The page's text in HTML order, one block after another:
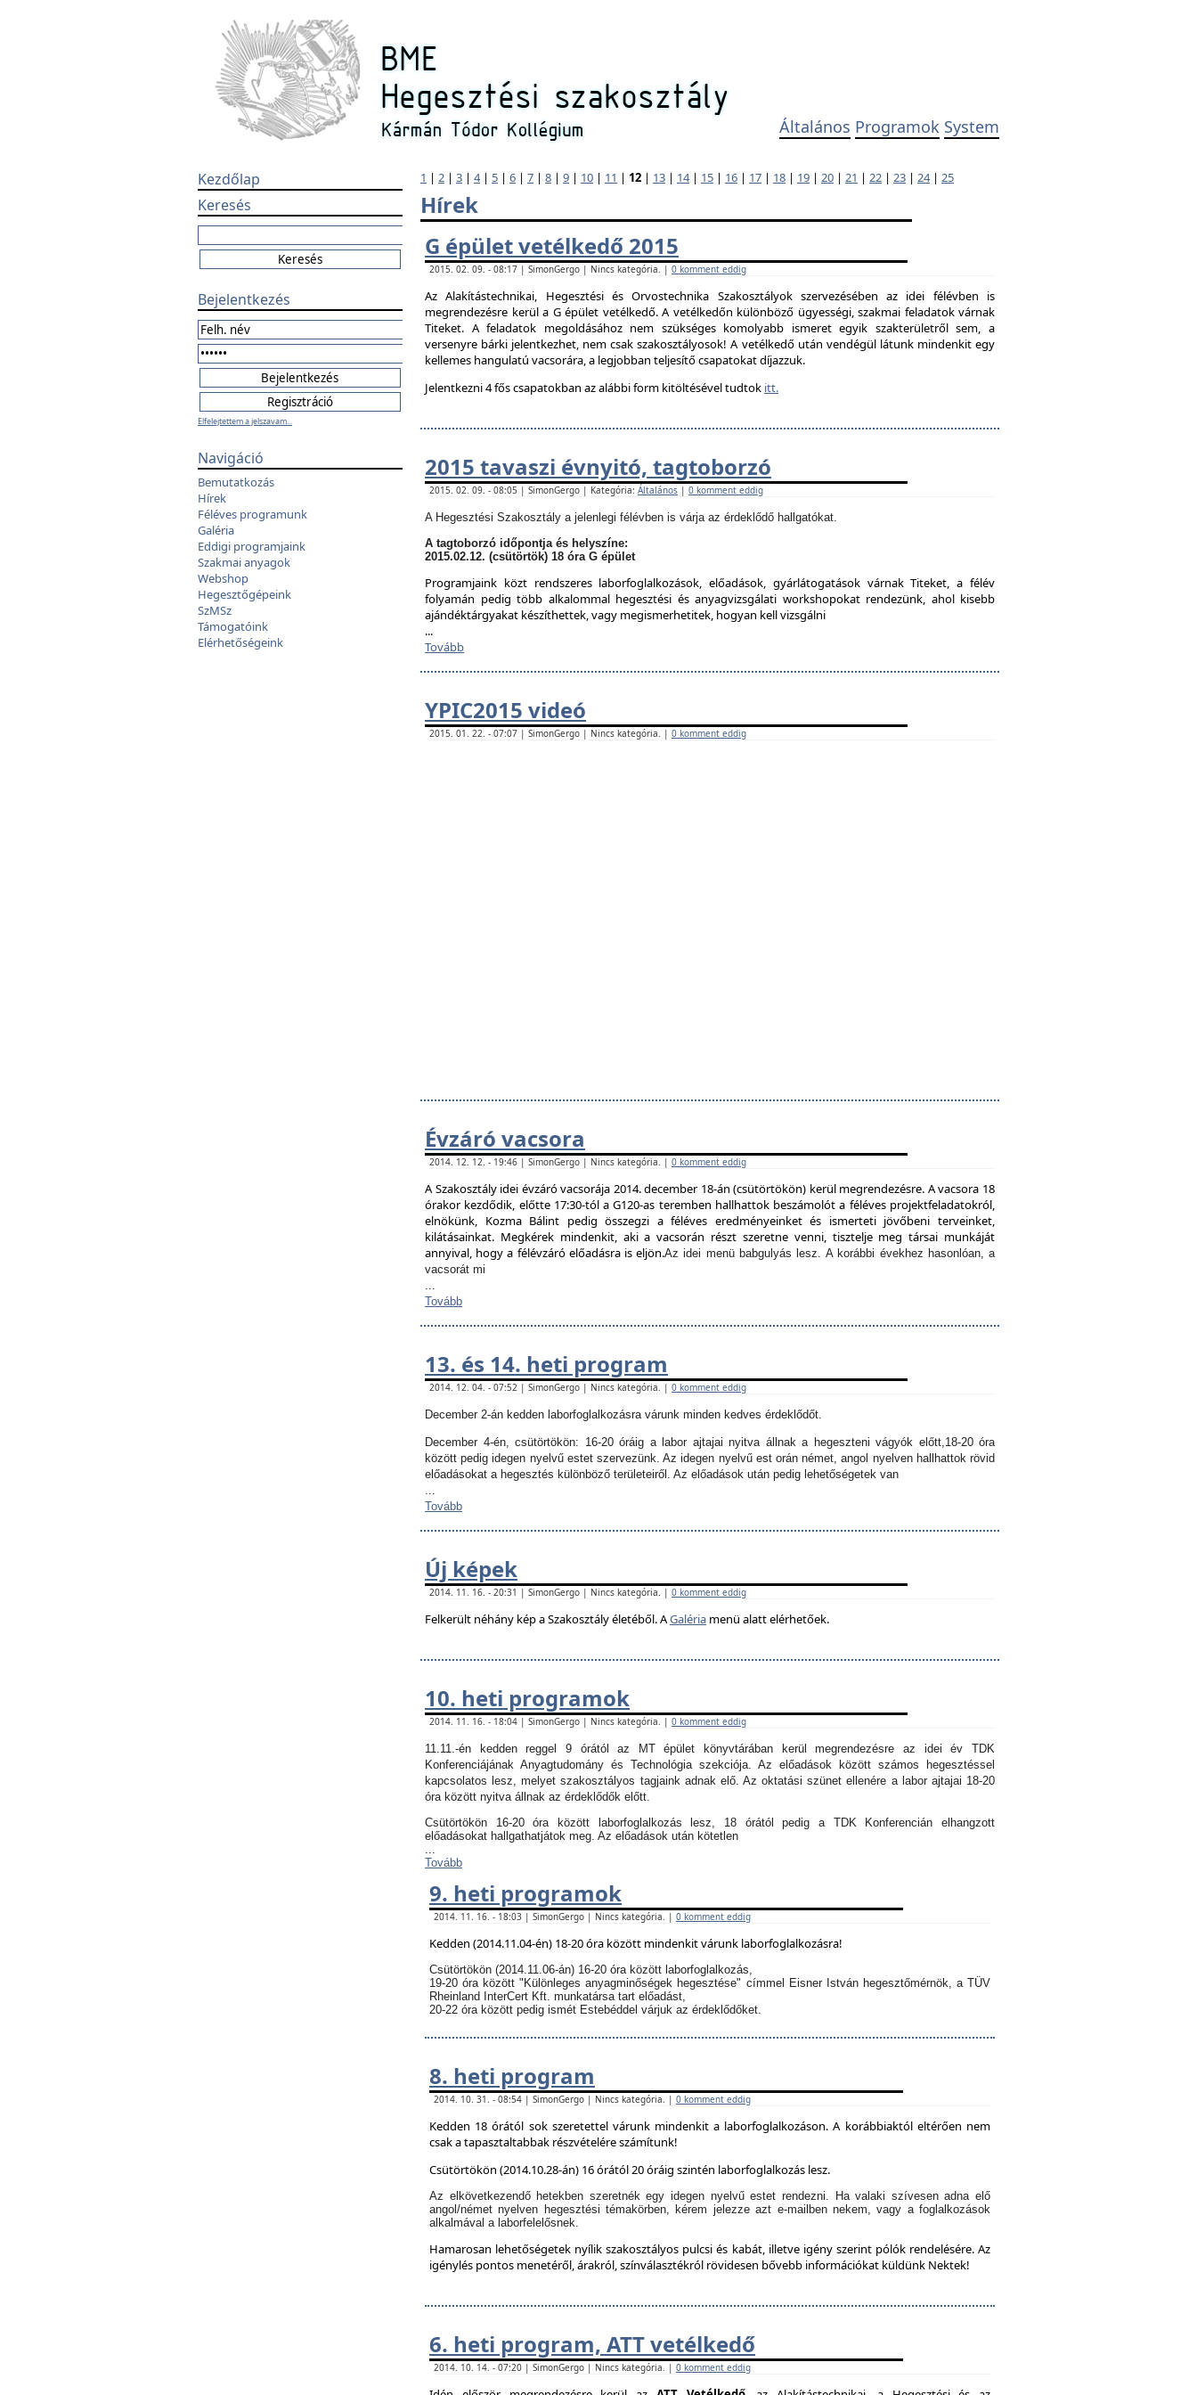
Általános Programok System
Kezdőlap
Keresés
Bejelentkezés
Elfelejtettem a jelszavam...
Navigáció
Bemutatkozás
Hírek
Féléves programunk
Galéria
Eddigi programjaink
Szakmai anyagok
Webshop
Hegesztőgépeink
SzMSz
Támogatóink
Elérhetőségeink
1 | 2 | 3 | 4| 5 | 6 | 7 | 8 | 9 | 10 | 11 | 12 | 13 | 14| 15 | 16 | 17 | 18 | 19 | 20 | 21 | 22 | 23 | 24| 25
Hírek
G épület vetélkedő 2015
2015. 02. 09. - 08:17 | SimonGergo | Nincs kategória. | 0 komment eddig
Az Alakítástechnikai, Hegesztési és Orvostechnika Szakosztályok szervezésében az idei félévben is
megrendezésre kerül a G épület vetélkedő. A vetélkedőn különböző ügyességi, szakmai feladatok várnak
Titeket. A feladatok megoldásához nem szükséges komolyabb ismeret egyik szakterületről sem, a
versenyre bárki jelentkezhet, nem csak szakosztályosok! A vetélkedő után vendégül látunk mindenkit egy
kellemes hangulatú vacsorára, a legjobban teljesítő csapatokat díjazzuk.
Jelentkezni 4 fős csapatokban az alábbi form kitöltésével tudtok itt.
2015 tavaszi évnyitó, tagtoborzó
2015. 02. 09. - 08:05 | SimonGergo | Kategória: Általános | 0 komment eddig
A Hegesztési Szakosztály a jelenlegi félévben is várja az érdeklődő hallgatókat.
A tagtoborzó időpontja és helyszíne:
2015.02.12. (csütörtök) 18 óra G épület
Programjaink közt rendszeres laborfoglalkozások, előadások, gyárlátogatások várnak Titeket, a félév
folyamán pedig több alkalommal hegesztési és anyagvizsgálati workshopokat rendezünk, ahol kisebb
ajándéktárgyakat készíthettek, vagy megismerhetitek, hogyan kell vizsgálni
...
Tovább
YPIC2015 videó
2015. 01. 22. - 07:07 | SimonGergo | Nincs kategória. | 0 komment eddig
Évzáró vacsora
2014. 12. 12. - 19:46 | SimonGergo | Nincs kategória. | 0 komment eddig
A Szakosztály idei évzáró vacsorája 2014. december 18-án (csütörtökön) kerül megrendezésre. A vacsora 18
órakor kezdődik, előtte 17:30-tól a G120-as teremben hallhattok beszámolót a féléves projektfeladatokról,
elnökünk, Kozma Bálint pedig összegzi a féléves eredményeinket és ismerteti jövőbeni terveinket,
kilátásainkat. Megkérek mindenkit, aki a vacsorán részt szeretne venni, tisztelje meg társai munkáját
annyival, hogy a félévzáró előadásra is eljön.Az idei menü babgulyás lesz.A korábbi évekhez hasonlóan, a
vacsorát mi
...
Tovább
13. és 14. heti program
2014. 12. 04. - 07:52 | SimonGergo | Nincs kategória. | 0 komment eddig
December 2-án kedden laborfoglalkozásra várunk minden kedves érdeklődőt.
December 4-én, csütörtökön: 16-20 óráig a labor ajtajai nyitva állnak a hegeszteni vágyók előtt,18-20 óra
között pedig idegen nyelvű estet szervezünk. Az idegen nyelvű est orán német, angol nyelven hallhattok rövid
előadásokat a hegesztés különböző területeiről. Az előadások után pedig lehetőségetek van
...
Tovább
Új képek
2014. 11. 16. - 20:31 | SimonGergo | Nincs kategória. | 0 komment eddig
Felkerült néhány kép a Szakosztály életéből. AGaléria menü alatt elérhetőek.
10. heti programok
2014. 11. 16. - 18:04 | SimonGergo | Nincs kategória. | 0 komment eddig
11.11.-én kedden reggel 9 órától az MT épület könyvtárában kerül megrendezésre az idei év TDK
Konferenciájának Anyagtudomány és Technológia szekciója. Az előadások között számos hegesztéssel
kapcsolatos lesz, melyet szakosztályos tagjaink adnak elő. Az oktatási szünet ellenére a labor ajtajai 18-20
óra között nyitva állnak az érdeklődők előtt.
Csütörtökön 16-20 óra között laborfoglalkozás lesz, 18 órától pedig a TDK Konferencián elhangzott
előadásokat hallgathatjátok meg. Az előadások után kötetlen
...
Tovább
9. heti programok
2014. 11. 16. - 18:03 | SimonGergo | Nincs kategória. | 0 komment eddig
Kedden (2014.11.04-én) 18-20 óra között mindenkit várunk laborfoglalkozásra!
Csütörtökön (2014.11.06-án) 16-20 óra között laborfoglalkozás,
19-20 óra között "Különleges anyagminőségek hegesztése" címmel Eisner István hegesztőmérnök, a TÜV
Rheinland InterCert Kft. munkatársa tart előadást,
20-22 óra között pedig ismét Estebéddel várjuk az érdeklődőket.
8. heti program
2014. 10. 31. - 08:54 | SimonGergo | Nincs kategória. | 0 komment eddig
Kedden 18 órától sok szeretettel várunk mindenkit a laborfoglalkozáson. A korábbiaktól eltérően nem
csak a tapasztaltabbak részvételére számítunk!
Csütörtökön (2014.10.28-án) 16 órától 20 óráig szintén laborfoglalkozás lesz.
Az elkövetkezendő hetekben szeretnék egy idegen nyelvű estet rendezni. Ha valaki szívesen adna elő
angol/német nyelven hegesztési témakörben, kérem jelezze azt e-mailben nekem, vagy a foglalkozások
alkalmával a laborfelelősnek.
Hamarosan lehetőségetek nyílik szakosztályos pulcsi és kabát, illetve igény szerint pólók rendelésére. Az
igénylés pontos menetéről, árakról, színválasztékról rövidesen bővebb információkat küldünk Nektek!
6. heti program, ATT vetélkedő
2014. 10. 14. - 07:20 | SimonGergo | Nincs kategória. | 0 komment eddig